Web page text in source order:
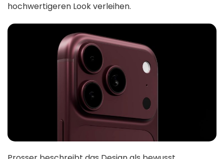
hochwertigeren Look verleihen.